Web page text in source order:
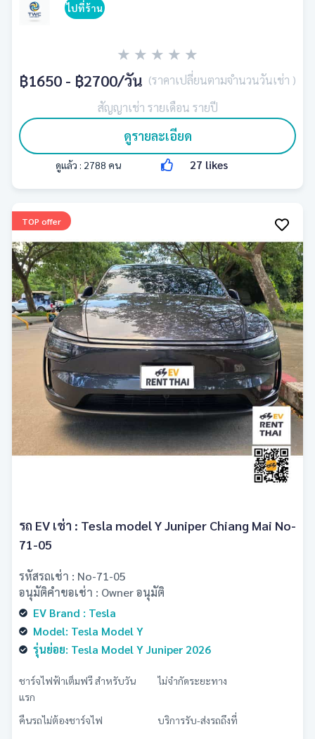
ไปที่ร้าน
฿1650 - ฿2700/วัน (ราคาเปลี่ยนตามจำนวนวันเช่า )
สัญญาเช่า รายเดือน รายปี
★ ★ ★ ★ ★
ดูรายละเอียด
ดูแล้ว : 2788 คน 27 likes
TOP offer
รถ EV เช่า : Tesla model Y Juniper Chiang Mai No-
71-05
รหัสรถเช่า : No-71-05
อนุมัติคำขอเช่า : Owner อนุมัติ
EV Brand : Tesla
Model: Tesla Model Y
รุ่นย่อย: Tesla Model Y Juniper 2026
ชาร์จไฟฟ้าเต็มฟรี สำหรับวัน
แรก
ไม่จำกัดระยะทาง
คืนรถไม่ต้องชาร์จไฟ บริการรับ-ส่งรถถึงที่